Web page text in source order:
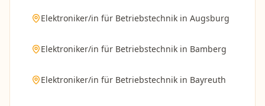
Elektroniker/in für Betriebstechnik in Augsburg
Elektroniker/in für Betriebstechnik in Bamberg
Elektroniker/in für Betriebstechnik in Bayreuth